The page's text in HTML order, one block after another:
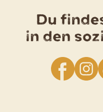
Du
in den